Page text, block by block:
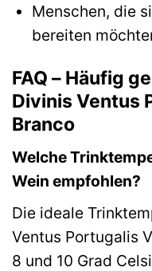
Menschen, die
bereiten
FAQ – Häufig
Divinis Ventus
Branco
Welche
Wein empfohlen?
Die ideale
Ventus Portugalis
8 und 10 Grad